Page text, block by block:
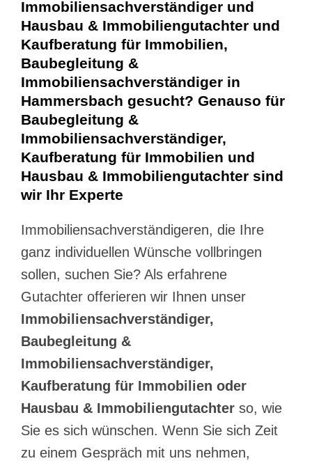
Immobiliensachverständiger und
Hausbau & Immobiliengutachter und
Kaufberatung für Immobilien,
Baubegleitung &
Immobiliensachverständiger in
Hammersbach gesucht? Genauso für
Baubegleitung &
Immobiliensachverständiger,
Kaufberatung für Immobilien und
Hausbau & Immobiliengutachter sind
wir Ihr Experte
Immobiliensachverständigeren, die Ihre
ganz individuellen Wünsche vollbringen
sollen, suchen Sie? Als erfahrene
Gutachter offerieren wir Ihnen unser
Immobiliensachverständiger,
Baubegleitung &
Immobiliensachverständiger,
Kaufberatung für Immobilien oder
Hausbau & Immobiliengutachter so, wie
Sie es sich wünschen. Wenn Sie sich Zeit
zu einem Gespräch mit uns nehmen,